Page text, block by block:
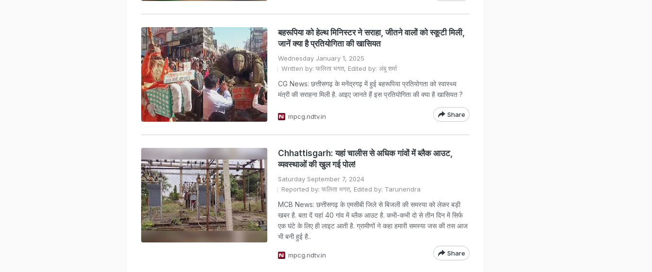
बहरूपिया को हेल्थ मिनिस्टर ने सराहा, जीतने वालों को स्कूटी मिली,
जानें क्या है प्रतियोगिता की खासियत
Wednesday January 1, 2025
Written by: फलिता भगत, Edited by: अंबु शर्मा
CG News: छत्तीसगढ़ के मनेंद्रगढ़ में हुई बहरूपिया प्रतियोगता को स्वास्थ्य
मंत्री की सराहना मिली है. आइए जानते हैं इस प्रतियोगिता की क्या है खासियत ?
mpcg.ndtv.in Share
Chhattisgarh: यहां चालीस से अधिक गांवों में ब्लैक आउट,
व्यवस्थाओं की खुल गई पोल!
Saturday September 7, 2024
Reported by: फलिता भगत, Edited by: Tarunendra
MCB News: छत्तीसगढ़ के एमसीबी जिले से बिजली की समस्या को लेकर बड़ी
खबर है. बता दें यहां 40 गांव में ब्लैक आउट है. कभी-कभी दो से तीन दिन में सिर्फ
एक घंटे के लिए ही लाइट आती है. ग्रामीणों ने कहा हमारी समस्या जस की तस आज
भी बनी हुई है..
mpcg.ndtv.in Share